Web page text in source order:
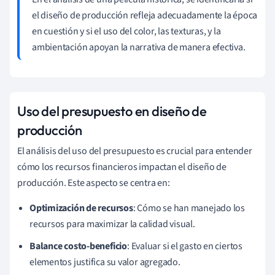
el diseño de producción refleja adecuadamente la época
en cuestión y si el uso del color, las texturas, y la
ambientación apoyan la narrativa de manera efectiva.
Uso del presupuesto en diseño de
producción
El análisis del uso del presupuesto es crucial para entender
cómo los recursos financieros impactan el diseño de
producción. Este aspecto se centra en:
Optimización de recursos: Cómo se han manejado los
recursos para maximizar la calidad visual.
Balance costo-beneficio: Evaluar si el gasto en ciertos
elementos justifica su valor agregado.